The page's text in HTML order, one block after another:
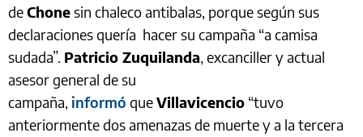
deChonesin chaleco antibalas, porque según sus
declaraciones quería hacer su campaña “a camisa
sudada”. Patricio Zuquilanda, excanciller y actual
asesor general de su
campaña, informó queVillavicencio “tuvo
anteriormente dos amenazas de muerte y a la tercera